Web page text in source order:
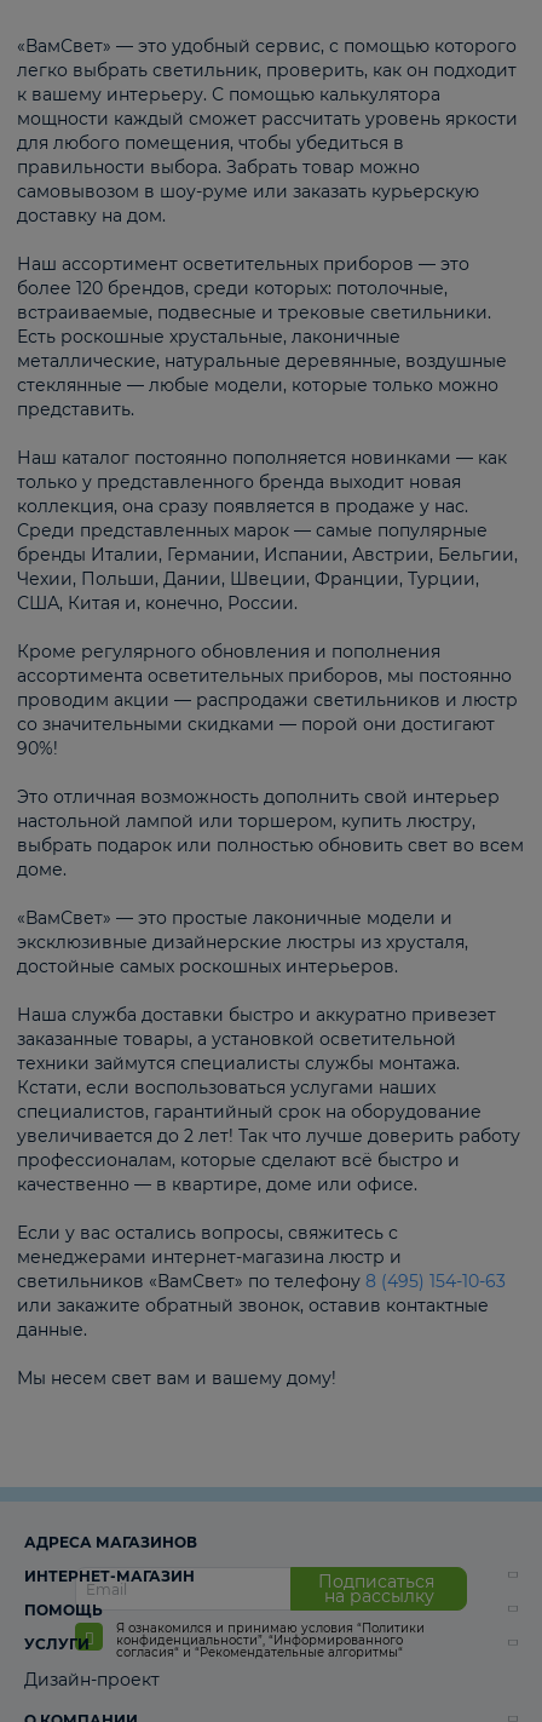
«ВамСвет» — это удобный сервис, с помощью которого
легко выбрать светильник, проверить, как он подходит
к вашему интерьеру. С помощью калькулятора
мощности каждый сможет рассчитать уровень яркости
для любого помещения, чтобы убедиться в
правильности выбора. Забрать товар можно
самовывозом в шоу-руме или заказать курьерскую
доставку на дом.
Наш ассортимент осветительных приборов — это
более 120 брендов, среди которых: потолочные,
встраиваемые, подвесные и трековые светильники.
Есть роскошные хрустальные, лаконичные
металлические, натуральные деревянные, воздушные
стеклянные — любые модели, которые только можно
представить.
Наш каталог постоянно пополняется новинками — как
только у представленного бренда выходит новая
коллекция, она сразу появляется в продаже у нас.
Среди представленных марок — самые популярные
бренды Италии, Германии, Испании, Австрии, Бельгии,
Чехии, Польши, Дании, Швеции, Франции, Турции,
США, Китая и, конечно, России.
Кроме регулярного обновления и пополнения
ассортимента осветительных приборов, мы постоянно
проводим акции — распродажи светильников и люстр
со значительными скидками — порой они достигают
90%!
Это отличная возможность дополнить свой интерьер
настольной лампой или торшером, купить люстру,
выбрать подарок или полностью обновить свет во всем
доме.
«ВамСвет» — это простые лаконичные модели и
эксклюзивные дизайнерские люстры из хрусталя,
достойные самых роскошных интерьеров.
Наша служба доставки быстро и аккуратно привезет
заказанные товары, а установкой осветительной
техники займутся специалисты службы монтажа.
Кстати, если воспользоваться услугами наших
специалистов, гарантийный срок на оборудование
увеличивается до 2 лет! Так что лучше доверить работу
профессионалам, которые сделают всё быстро и
качественно — в квартире, доме или офисе.
Если у вас остались вопросы, свяжитесь с
менеджерами интернет-магазина люстр и
светильников «ВамСвет» по телефону 8 (495) 154-10-63
или закажите обратный звонок, оставив контактные
данные.
Мы несем свет вам и вашему дому!
Подписаться
на рассылку
Я ознакомился и принимаю условия “Политики
конфиденциальности”, “Информированного
согласия“ и “Рекомендательные алгоритмы“
АДРЕСА МАГАЗИНОВ
ИНТЕРНЕТ-МАГАЗИН
ПОМОЩЬ
УСЛУГИ
Дизайн-проект